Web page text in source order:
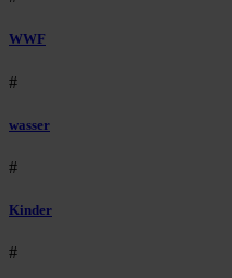
WWF
#
wasser
#
Kinder
#